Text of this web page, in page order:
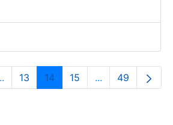
Intermediate Pages Use TAB to
Orrialdea
13 Orrialdea
14 Orrialdea
15 ...Intermediate
Orrialdea
49